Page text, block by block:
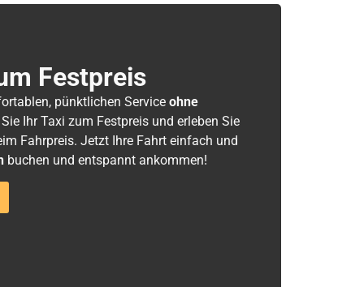
Festpreis
pünktlichen Service ohne
Ihr Taxi zum Festpreis und erleben Sie
Fahrpreis. Jetzt Ihre Fahrt einfach und
buchen und entspannt ankommen!